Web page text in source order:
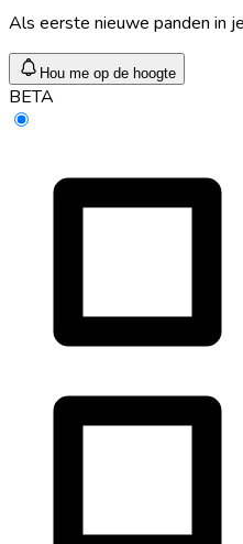
Als eerste nieuwe panden in
Hou me op de hoogte
BETA